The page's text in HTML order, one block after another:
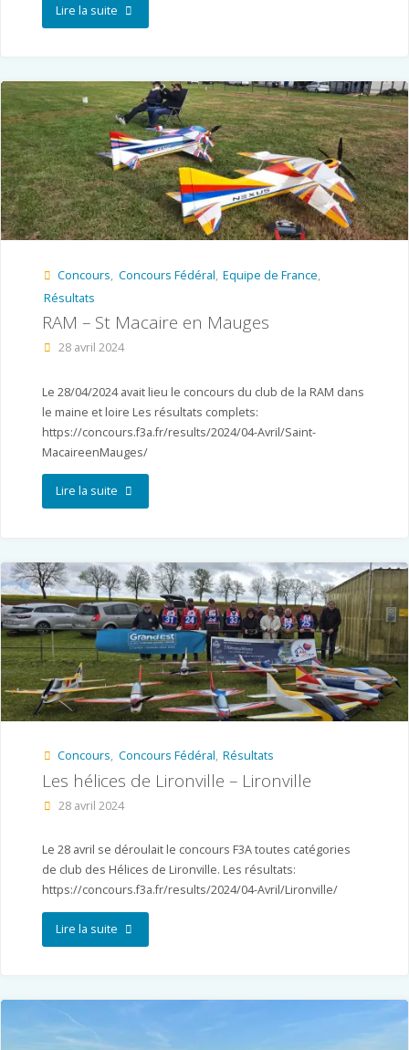
Lire la suite"MACC
en
Ouches"
Concours, Concours Fédéral, Equipe de France,
Résultats
RAM – St Macaire en Mauges
28 avril 2024
Le 28/04/2024 avait lieu le concours du club de la RAM dans
le maine et loire Les résultats complets:
https://concours.f3a.fr/results/2024/04-Avril/Saint-
MacaireenMauges/
Lire la suite"RAM
Macaire
en
Mauges"
Concours, Concours Fédéral, Résultats
Les hélices de Lironville – Lironville
28 avril 2024
Le 28 avril se déroulait le concours F3A toutes catégories
de club des Hélices de Lironville. Les résultats:
https://concours.f3a.fr/results/2024/04-Avril/Lironville/
Lire la suite"Les